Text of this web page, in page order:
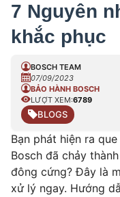
7 Nguyên
khắc phục
BOSCH TEAM
07/09/2023
BẢO HÀNH BOSCH
LƯỢT XEM:6789
BLOGS
Bạn phát hiện ra
Bosch đã chảy
đông cứng? Đây là
xử lý ngay. Hướng